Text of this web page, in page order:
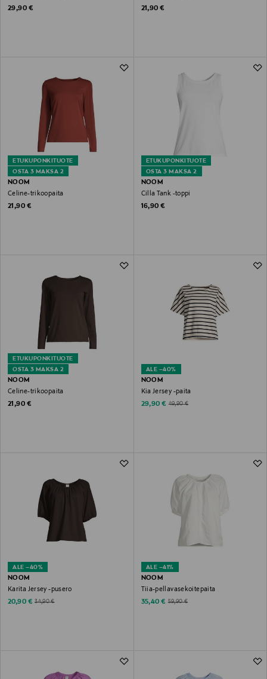
Original Price
29,90 €
Original Price
21,90 €
OSTA 3 MAKSA 2
ETUKUPONKITUOTE
NOOM
Celine-trikoopaita
Original Price
21,90 €
OSTA 3 MAKSA 2
ETUKUPONKITUOTE
NOOM
Cilla Tank -toppi
Original Price
16,90 €
OSTA 3 MAKSA 2
ETUKUPONKITUOTE
NOOM
Celine-trikoopaita
Original Price
21,90 €
ALE –40%
NOOM
Kia Jersey -paita
Discounted Price
29,90 € Original Price
49,90 €
ALE –40%
NOOM
Karita Jersey -pusero
Discounted Price
20,90 € Original Price
34,90 €
ALE –41%
NOOM
Tiia-pellavasekoitepaita
Discounted Price
35,40 € Original Price
59,90 €